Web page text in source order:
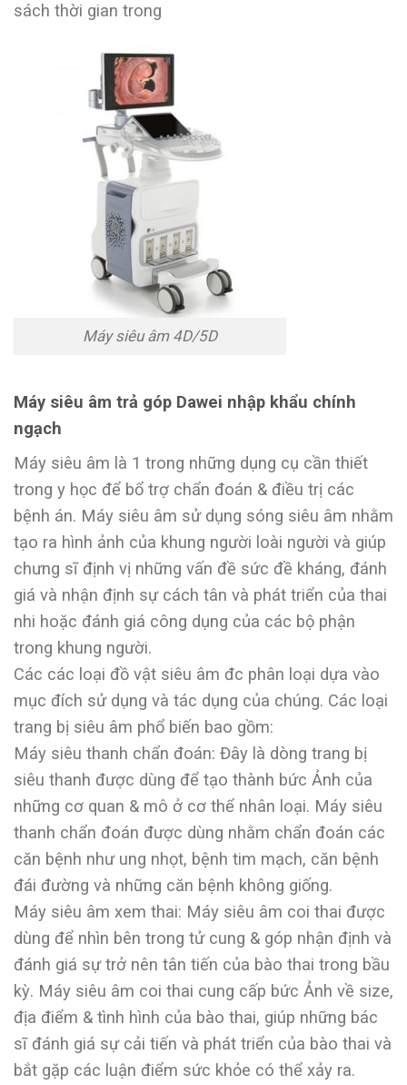
sách thời gian trong
Máy siêu âm 4D/5D
Máy siêu âm trả góp Dawei nhập khẩu chính
ngạch
Máy siêu âm là 1 trong những dụng cụ cần thiết
trong y học để bổ trợ chẩn đoán & điều trị các
bệnh án. Máy siêu âm sử dụng sóng siêu âm nhằm
tạo ra hình ảnh của khung người loài người và giúp
chưng sĩ định vị những vấn đề sức đề kháng, đánh
giá và nhận định sự cách tân và phát triển của thai
nhi hoặc đánh giá công dụng của các bộ phận
trong khung người.
Các các loại đồ vật siêu âm đc phân loại dựa vào
mục đích sử dụng và tác dụng của chúng. Các loại
trang bị siêu âm phổ biến bao gồm:
Máy siêu thanh chẩn đoán: Đây là dòng trang bị
siêu thanh được dùng để tạo thành bức Ảnh của
những cơ quan & mô ở cơ thể nhân loại. Máy siêu
thanh chẩn đoán được dùng nhằm chẩn đoán các
căn bệnh như ung nhọt, bệnh tim mạch, căn bệnh
đái đường và những căn bệnh không giống.
Máy siêu âm xem thai: Máy siêu âm coi thai được
dùng để nhìn bên trong tử cung & góp nhận định và
đánh giá sự trở nên tân tiến của bào thai trong bầu
kỳ. Máy siêu âm coi thai cung cấp bức Ảnh về size,
địa điểm & tình hình của bào thai, giúp những bác
sĩ đánh giá sự cải tiến và phát triển của bào thai và
bắt gặp các luận điểm sức khỏe có thể xảy ra.